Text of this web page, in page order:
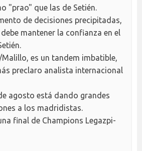
"prao" que las de Setién.
de decisiones precipitadas,
mantener la confianza en el
es un tandem imbatible,
preclaro analista internacional
agosto está dando grandes
a los madridistas.
final de Champions Legazpi-